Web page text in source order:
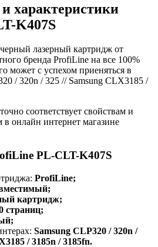
характеристики
K407S
лазерный картридж от
бренда ProfiLine на все 100%
может с успехом приеняться в
/ 320n / 325 // Samsung CLX3185 /
соответствует свойствам и
онлайн интернет магазине
PL-CLT-K407S
ProfiLine;
картридж;
страниц;
Samsung CLP320 / 320n /
/ 3185n / 3185fn.